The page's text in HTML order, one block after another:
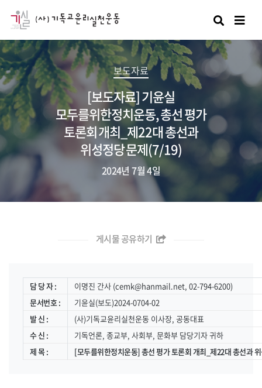
검색
보도자료
[보도자료] 기윤실
모두를위한정치운동, 총선 평가
토론회 개최_제22대 총선과
위성정당 문제(7/19)
2024년 7월 4일
게시물 공유하기
담 당 자 :
이명진 간사 (cemk@hanmail.net, 02-794-6200)
문서번호 :
기윤실(보도)2024-0704-02
발 신 :
(사)기독교윤리실천운동 이사장, 공동대표
수 신 :
기독언론, 종교부, 사회부, 문화부 담당기자 귀하
제 목 :
[모두를위한정치운동] 총선 평가 토론회 개최_제22대 총선과